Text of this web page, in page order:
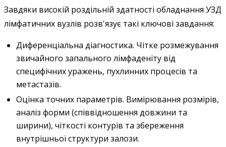
Завдяки високій роздільній здатності обладнання УЗД
лімфатичних вузлів розв'язує такі ключові завдання:
Диференціальна діагностика. Чітке розмежування
звичайного запального лімфаденіту від
специфічних уражень, пухлинних процесів та
метастазів.
Оцінка точних параметрів. Вимірювання розмірів,
аналіз форми (співвідношення довжини та
ширини), чіткості контурів та збереження
внутрішньої структури залози.